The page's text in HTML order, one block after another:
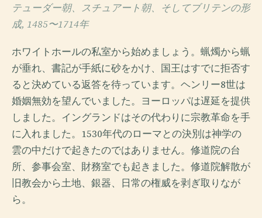
テューダー朝、スチュアート朝、そしてブリテンの形
成, 1485〜1714年
ホワイトホールの私室から始めましょう。蝋燭から蝋
が垂れ、書記が手紙に砂をかけ、国王はすでに拒否す
ると決めている返答を待っています。ヘンリー8世は
婚姻無効を望んでいました。ヨーロッパは遅延を提供
しました。イングランドはその代わりに宗教革命を手
に入れました。1530年代のローマとの決別は神学の
雲の中だけで起きたのではありません。修道院の台
所、参事会室、財務室でも起きました。修道院解散が
旧教会から土地、銀器、日常の権威を剥ぎ取りなが
ら。